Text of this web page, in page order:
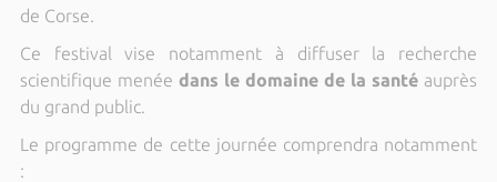
de Corse.
Ce festival vise notamment à diffuser la recherche
scientifique menée dans le domaine de la santé auprès
du grand public.
Le programme de cette journée comprendra notamment
: